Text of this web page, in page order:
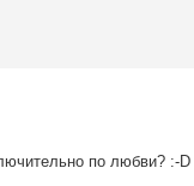
по любви? :-D